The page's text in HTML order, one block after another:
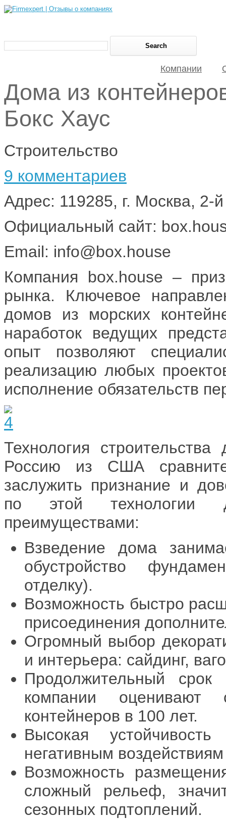
Компании
Дома из
Бокс Хаус
Строительство
9 комментариев
Адрес: 119285, г. Москва,
Официальный сайт:
Email: info@box.house
Компания box.house –
рынка. Ключевое
домов из морских
наработок ведущих
опыт позволяют
реализацию любых
исполнение обязательств
Технология
Россию из США
заслужить признание и
по этой технологии
преимуществами:
Взведение дома
обустройство
отделку).
Возможность быстро
присоединения
Огромный выбор
и интерьера: сайдинг,
Продолжительный срок
компании оценивают
контейнеров в 100 лет.
Высокая
негативным
Возможность
сложный рельеф,
сезонных подтоплений.